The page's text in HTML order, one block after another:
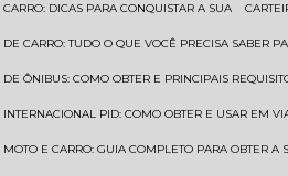
CARRO: DICAS PARA CONQUISTAR A SUA
DE CARRO: TUDO O QUE VOCÊ PRECISA SABER
DE ÔNIBUS: COMO OBTER E PRINCIPAIS
INTERNACIONAL PID: COMO OBTER E USAR EM
MOTO E CARRO: GUIA COMPLETO PARA OBTER A